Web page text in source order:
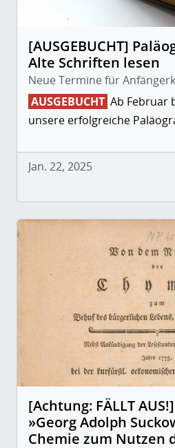
[AUSGEBUCHT]
Alte Schriften lesen
Neue Termine für
AUSGEBUCHT Ab Februar
unsere erfolgreiche
Jan. 22, 2025
[Achtung: FÄLLT
»Georg Adolph
Chemie zum Nutzen